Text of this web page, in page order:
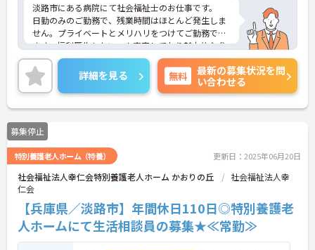
淡路市にある病院にて社会福祉士のお仕事です。
日勤のみのご勤務で、残業時間はほとんど発生しま
せん。プライベートとメリハリをつけてご勤務でき
ます。福利厚生もたいへん充実しており魅力的な求
人です！
また育児休業の取得実績や利用可能な託児所があ
り、将来結婚や出産をお考えの方も安心してお仕事
をスタートできます！
ご興味がある方は是非一度マイナビまでお問い合わ
せください。さらに詳細などお伝えします！
詳細を見る 無料
最新の募集状況を問
い合わせる
募集停止
特別養護老人ホーム（特養） 更新日：2025年06月20日
社会福祉法人幸仁会特別養護老人ホーム かおりの丘
社会福祉法人幸
仁会
【兵庫県／淡路市】年間休日110日◎特別養護老
人ホームにて生活相談員の募集★≪常勤≫